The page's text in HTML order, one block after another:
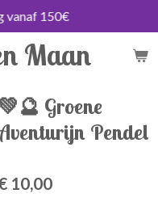
Maan
vanaf 150€
Groene
Pendel
10,00